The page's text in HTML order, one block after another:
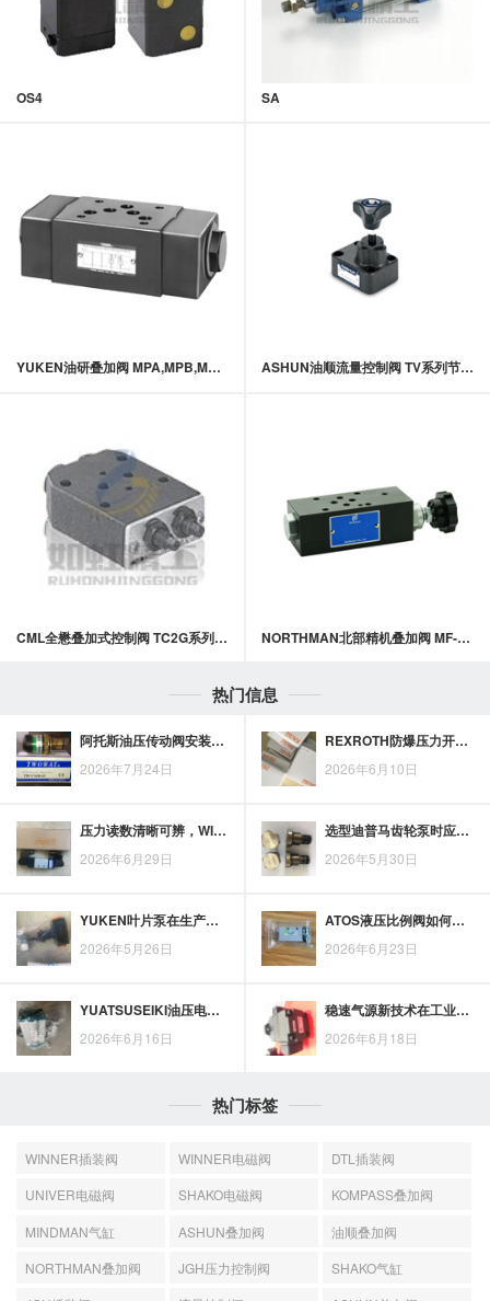
OS4 SA
YUKEN油研叠加阀 MPA,MPB,MPW-03系列叠加式液控单向阀 ASHUN油顺流量控制阀 TV系列节流阀
CML全懋叠加式控制阀 TC2G系列积层式附止回流控制阀 NORTHMAN北部精机叠加阀 MF-02,03系列叠加式调速阀
热门信息
阿托斯油压传动阀安装检查清单：方向、密封、管路清洁度与试压
2026年7月24日
REXROTH防爆压力开关采购前需要关注哪些选型细节
2026年6月10日
压力读数清晰可辨，WIKI数显压力表用于现场精准测量
2026年6月29日
选型迪普马齿轮泵时应关注哪些关键参数？
2026年5月30日
YUKEN叶片泵在生产设备中的稳定供油与选型思路
2026年5月26日
ATOS液压比例阀如何配合液压回路实现按需调节与能耗管理
2026年6月23日
YUATSUSEIKI油压电磁阀选型思路：兼顾采购成本与维护时间
2026年6月16日
稳速气源新技术在工业供气稳定性中的应用思路
2026年6月18日
热门标签
WINNER插装阀 WINNER电磁阀
DTL插装阀
UNIVER电磁阀
SHAKO电磁阀
KOMPASS叠加阀
MINDMAN气缸
ASHUN叠加阀
油顺叠加阀
NORTHMAN叠加阀
JGH压力控制阀
SHAKO气缸